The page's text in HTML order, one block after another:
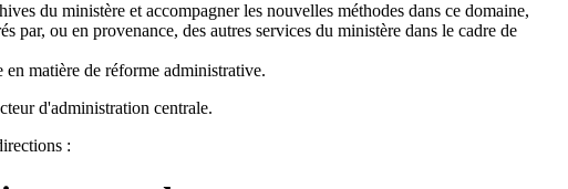
du ministère et accompagner les nouvelles méthodes dans ce domaine,
par, ou en provenance, des autres services du ministère dans le cadre de
matière de réforme administrative.
d'administration centrale.
: